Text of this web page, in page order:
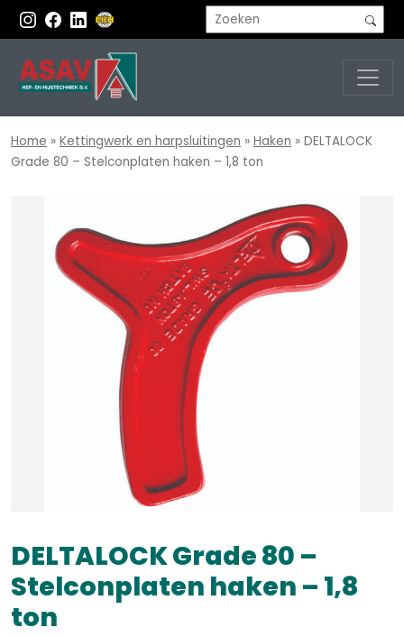
Home » Kettingwerk en harpsluitingen » Haken » DELTALOCK
Grade 80 – Stelconplaten haken – 1,8 ton
DELTALOCK Grade 80 –
Stelconplaten haken – 1,8
ton